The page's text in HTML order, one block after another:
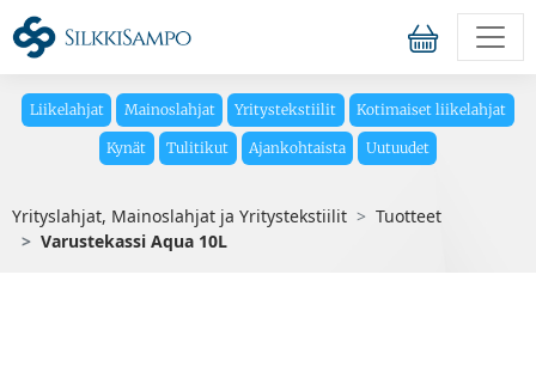
Liikelahjat Mainoslahjat Yritystekstiilit Kotimaiset liikelahjat
Kynät Tulitikut Ajankohtaista Uutuudet
Yrityslahjat, Mainoslahjat ja Yritystekstiilit
Tuotteet
Varustekassi Aqua 10L